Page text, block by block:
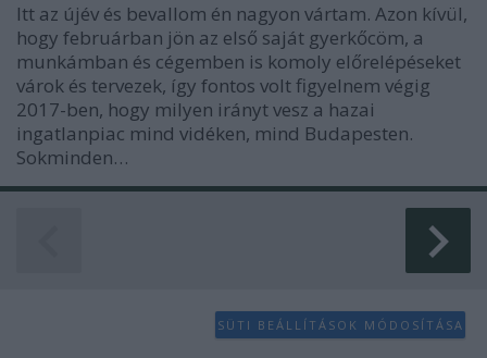
Itt az újév és bevallom én nagyon vártam. Azon kívül,
hogy februárban jön az első saját gyerkőcöm, a
munkámban és cégemben is komoly előrelépéseket
várok és tervezek, így fontos volt figyelnem végig
2017-ben, hogy milyen irányt vesz a hazai
ingatlanpiac mind vidéken, mind Budapesten.
Sokminden…
SÜTI BEÁLLÍTÁSOK MÓDOSÍTÁSA